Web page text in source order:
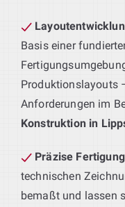
Basis einer
Produktionslayouts
Anforderungen im
Konstruktion in
Präzise
technischen
bemaßt und lassen